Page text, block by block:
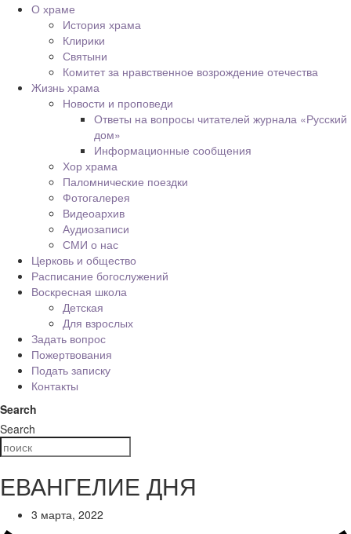
О храме
История храма
Клирики
Святыни
Комитет за нравственное возрождение отечества
Жизнь храма
Новости и проповеди
Ответы на вопросы читателей журнала «Русский
дом»
Информационные сообщения
Хор храма
Паломнические поездки
Фотогалерея
Видеоархив
Аудиозаписи
СМИ о нас
Церковь и общество
Расписание богослужений
Воскресная школа
Детская
Для взрослых
Задать вопрос
Пожертвования
Подать записку
Контакты
Search
Search
ЕВАНГЕЛИЕ ДНЯ
3 марта, 2022